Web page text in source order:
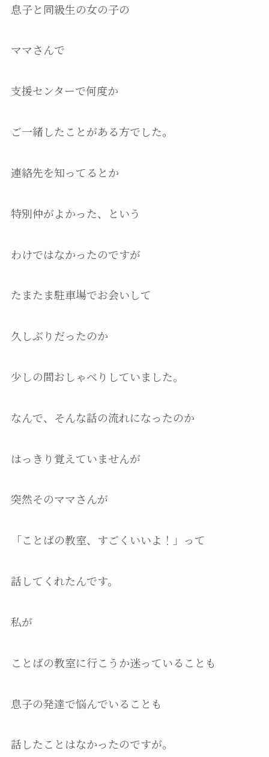
息子と同級生の女の子の
ママさんで
支援センターで何度か
ご一緒したことがある方でした。
連絡先を知ってるとか
特別仲がよかった、という
わけではなかったのですが
たまたま駐車場でお会いして
久しぶりだったのか
少しの間おしゃべりしていました。
なんで、そんな話の流れになったのか
はっきり覚えていませんが
突然そのママさんが
「ことばの教室、すごくいいよ！」って
話してくれたんです。
私が
ことばの教室に行こうか迷っていることも
息子の発達で悩んでいることも
話したことはなかったのですが。